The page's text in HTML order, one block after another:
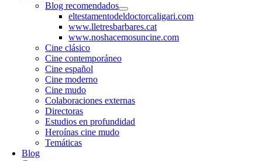
Blog recomendados
eltestamentodeldoctorcaligari.com
www.lletresbarbares.cat
www.noshacemosuncine.com
Cine clásico
Cine contemporáneo
Cine español
Cine moderno
Cine mudo
Colaboraciones externas
Directoras
Estudios en profundidad
Heroínas cine mudo
Temáticas
Blog